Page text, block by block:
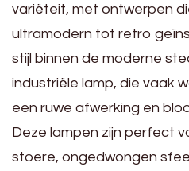
variëteit, met ontwerpen
ultramodern tot retro
stijl binnen de moderne
industriële lamp, die vaak
een ruwe afwerking en
Deze lampen zijn perfect
stoere, ongedwongen